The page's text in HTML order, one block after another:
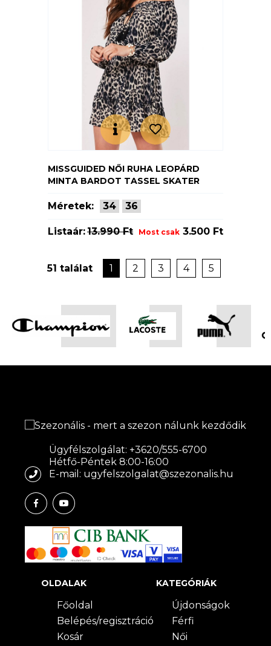
MISSGUIDED NŐI RUHA LEOPÁRD
MINTA BARDOT TASSEL SKATER
Méretek: 34 36
Listaár:13.990 Ft Most csak 3.500 Ft
51 találat 1 2 3 4 5
Ügyfélszolgálat: +3620/555-6700
Hétfő-Péntek 8:00-16:00
E-mail: ugyfelszolgalat@szezonalis.hu
OLDALAK
Főoldal
Belépés/regisztráció
Kosár
KATEGÓRIÁK
Újdonságok
Férfi
Női